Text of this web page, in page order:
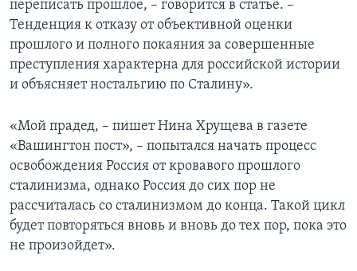
переписать прошлое, – говорится в статье. –
Тенденция к отказу от объективной оценки
прошлого и полного покаяния за совершенные
преступления характерна для российской истории
и объясняет ностальгию по Сталину».
«Мой прадед, – пишет Нина Хрущева в газете
«Вашингтон пост», – попытался начать процесс
освобождения Россия от кровавого прошлого
сталинизма, однако Россия до сих пор не
рассчиталась со сталинизмом до конца. Такой цикл
будет повторяться вновь и вновь до тех пор, пока это
не произойдет».